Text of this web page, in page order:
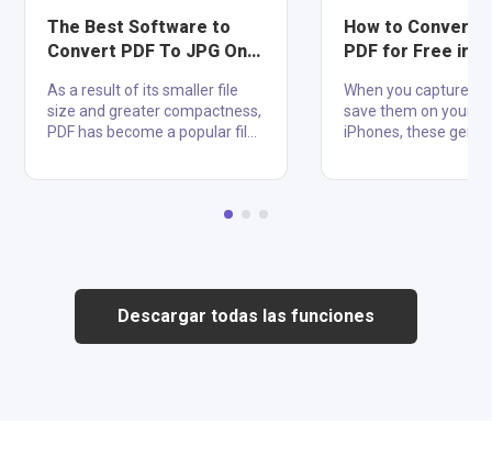
The Best Software to
Convert PDF To JPG On
As a result of its smaller file
size and greater compactness,
PDF has become a popular file
you don't know exactly what
this post, making it easy for
you to narrow down your
options. These online and
How to Convert
PDF for Free in 2
When you capture
save them on your
iPhones, these
file's quality. You can
merge multiple
single PDF file easily.
Descargar todas las funciones